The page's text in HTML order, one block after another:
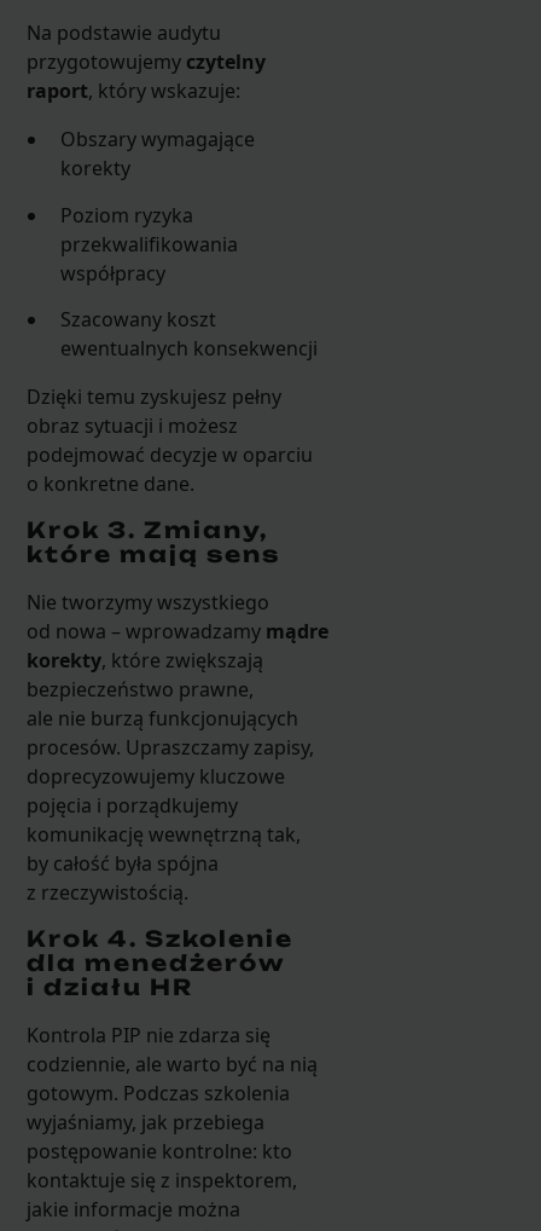
Na podstawie audytu
przygotowujemy czytelny
raport, który wskazuje:
Obszary wymagające
korekty
Poziom ryzyka
przekwalifikowania
współpracy
Szacowany koszt
ewentualnych konsekwencji
Dzięki temu zyskujesz pełny
obraz sytuacji i możesz
podejmować decyzje w oparciu
o konkretne dane.
Krok 3. Zmiany,
które mają sens
Nie tworzymy wszystkiego
od nowa – wprowadzamy mądre
korekty, które zwiększają
bezpieczeństwo prawne,
ale nie burzą funkcjonujących
procesów. Upraszczamy zapisy,
doprecyzowujemy kluczowe
pojęcia i porządkujemy
komunikację wewnętrzną tak,
by całość była spójna
z rzeczywistością.
Krok 4. Szkolenie
dla menedżerów
i działu HR
Kontrola PIP nie zdarza się
codziennie, ale warto być na nią
gotowym. Podczas szkolenia
wyjaśniamy, jak przebiega
postępowanie kontrolne: kto
kontaktuje się z inspektorem,
jakie informacje można